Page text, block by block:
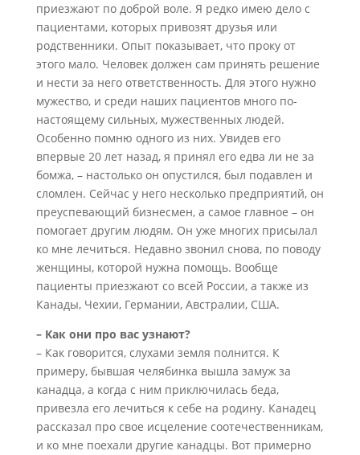
приезжают по доброй воле. Я редко имею дело с
пациентами, которых привозят друзья или
родственники. Опыт показывает, что проку от
этого мало. Человек должен сам принять решение
и нести за него ответственность. Для этого нужно
мужество, и среди наших пациентов много по-
настоящему сильных, мужественных людей.
Особенно помню одного из них. Увидев его
впервые 20 лет назад, я принял его едва ли не за
бомжа, – настолько он опустился, был подавлен и
сломлен. Сейчас у него несколько предприятий, он
преуспевающий бизнесмен, а самое главное – он
помогает другим людям. Он уже многих присылал
ко мне лечиться. Недавно звонил снова, по поводу
женщины, которой нужна помощь. Вообще
пациенты приезжают со всей России, а также из
Канады, Чехии, Германии, Австралии, США.
– Как они про вас узнают?
– Как говорится, слухами земля полнится. К
примеру, бывшая челябинка вышла замуж за
канадца, а когда с ним приключилась беда,
привезла его лечиться к себе на родину. Канадец
рассказал про свое исцеление соотечественникам,
и ко мне поехали другие канадцы. Вот примерно